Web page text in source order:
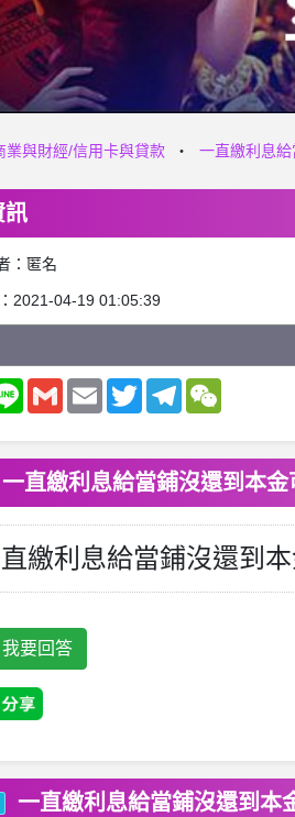
業與財經/信用卡與貸款 一直繳利息
訊
：匿名
2021-04-19 01:05:39
Line Gmail Email TwitterTelegram
一直繳利息給當鋪沒還到本金
繳利息給當鋪沒還到
我要回答
一直繳利息給當鋪沒還到本